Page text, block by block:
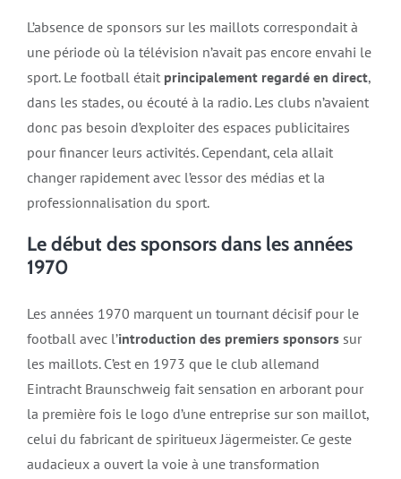
L’absence de sponsors sur les maillots correspondait à
une période où la télévision n’avait pas encore envahi le
sport. Le football était principalement regardé en direct,
dans les stades, ou écouté à la radio. Les clubs n’avaient
donc pas besoin d’exploiter des espaces publicitaires
pour financer leurs activités. Cependant, cela allait
changer rapidement avec l’essor des médias et la
professionnalisation du sport.
Le début des sponsors dans les années
1970
Les années 1970 marquent un tournant décisif pour le
football avec l’introduction des premiers sponsors sur
les maillots. C’est en 1973 que le club allemand
Eintracht Braunschweig fait sensation en arborant pour
la première fois le logo d’une entreprise sur son maillot,
celui du fabricant de spiritueux Jägermeister. Ce geste
audacieux a ouvert la voie à une transformation